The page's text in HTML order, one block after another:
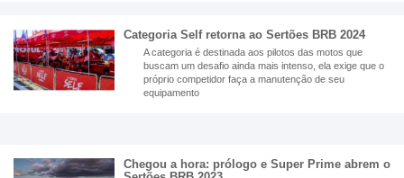
Categoria Self retorna ao Sertões BRB 2024
A categoria é destinada aos pilotos das motos que
buscam um desafio ainda mais intenso, ela exige que o
próprio competidor faça a manutenção de seu
equipamento
Chegou a hora: prólogo e Super Prime abrem o